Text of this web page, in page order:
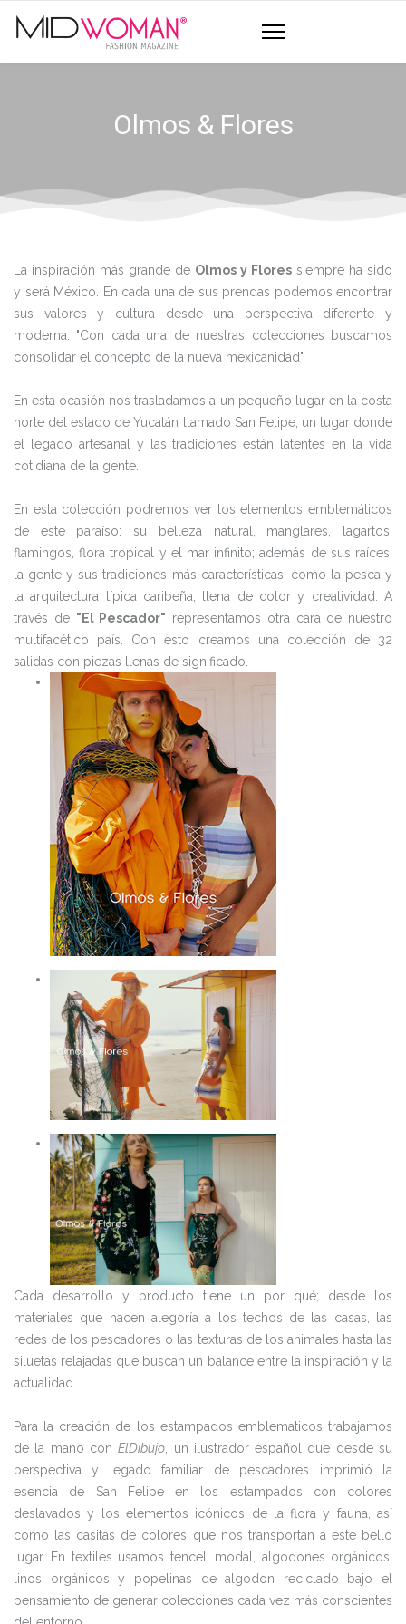
Olmos & Flores
La inspiración más grande de Olmos y Flores siempre ha sido
y será México. En cada una de sus prendas podemos encontrar
sus valores y cultura desde una perspectiva diferente y
moderna. "Con cada una de nuestras colecciones buscamos
consolidar el concepto de la nueva mexicanidad".
En esta ocasión nos trasladamos a un pequeño lugar en la costa
norte del estado de Yucatán llamado San Felipe, un lugar donde
el legado artesanal y las tradiciones están latentes en la vida
cotidiana de la gente.
En esta colección podremos ver los elementos emblemáticos
de este paraíso: su belleza natural, manglares, lagartos,
flamingos, flora tropical y el mar infinito; además de sus raíces,
la gente y sus tradiciones más características, como la pesca y
la arquitectura típica caribeña, llena de color y creatividad. A
través de "El Pescador" representamos otra cara de nuestro
multifacético país. Con esto creamos una colección de 32
salidas con piezas llenas de significado.
Cada desarrollo y producto tiene un por qué; desde los
materiales que hacen alegoría a los techos de las casas, las
redes de los pescadores o las texturas de los animales hasta las
siluetas relajadas que buscan un balance entre la inspiración y la
actualidad.
Para la creación de los estampados emblematicos trabajamos
de la mano conElDibujo , un ilustrador español que desde su
perspectiva y legado familiar de pescadores imprimió la
esencia de San Felipe en los estampados con colores
deslavados y los elementos icónicos de la flora y fauna, así
como las casitas de colores que nos transportan a este bello
lugar. En textiles usamos tencel, modal, algodones orgánicos,
linos orgánicos y popelinas de algodon reciclado bajo el
pensamiento de generar colecciones cada vez más conscientes